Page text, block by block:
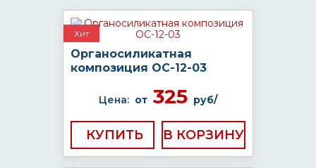
Хит
Органосиликатная
композиция ОС-12-03
Цена: от 325 руб/
КУПИТЬ